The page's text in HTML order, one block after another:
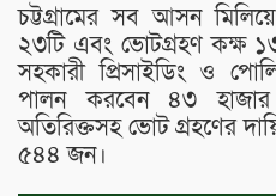
চট্টগ্রামের সব আসন
২৩টি এবং ভোটগ্রহণ কক্ষ ১৩
সহকারী প্রিসাইডিং ও
পালন করবেন ৪৩
অতিরিক্তসহ ভোট গ্রহণের
৫৪৪ জন।